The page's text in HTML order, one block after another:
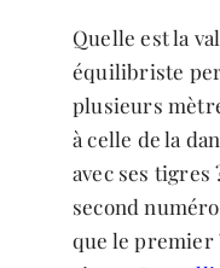
Quelle est la
équilibriste
plusieurs
à celle de la
avec ses tigres
second
que le premier